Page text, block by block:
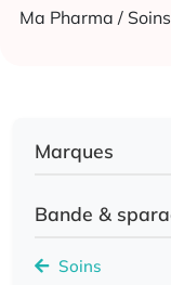
Ma Pharma / Soins
Marques
Bande &
Soins